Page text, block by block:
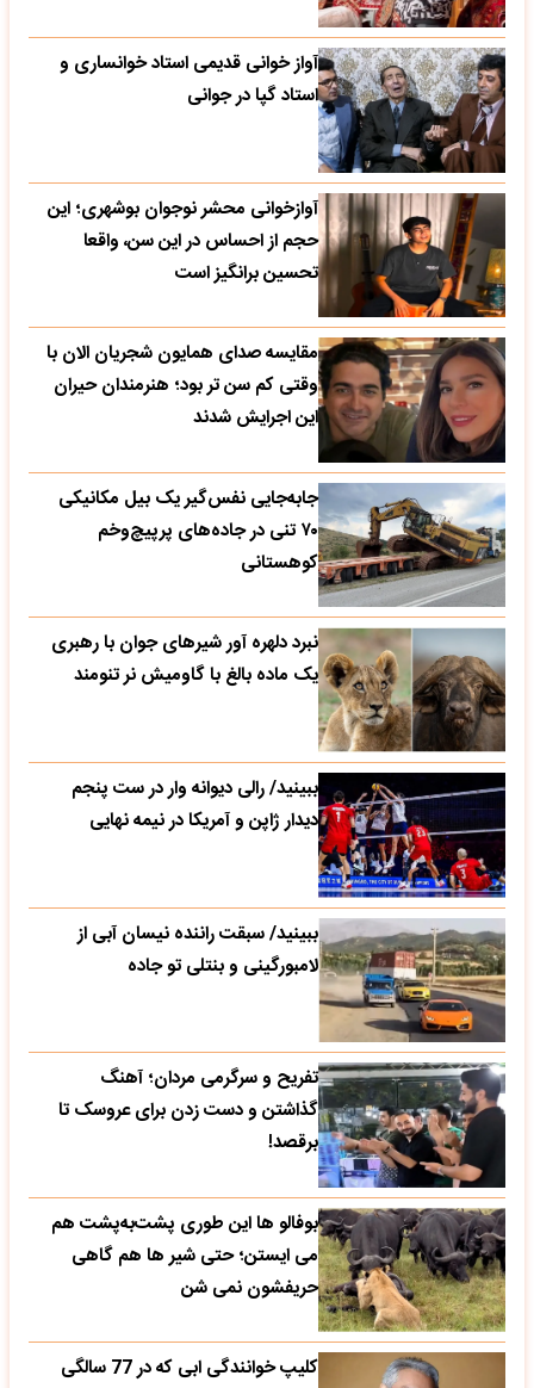
آواز خوانی قدیمی استاد خوانساری و
استاد گپا در جوانی
آوازخوانی محشر نوجوان بوشهری؛ این
حجم از احساس در این سن، واقعا
تحسین‌ برانگیز است
مقایسه صدای همایون شجریان الان با
وقتی کم سن تر بود؛ هنرمندان حیران
این اجرایش شدند
جابه‌جایی نفس‌گیر یک بیل مکانیکی
۷۰ تنی در جاده‌های پرپیچ‌وخم
کوهستانی
نبرد دلهره آور شیرهای جوان با رهبری
یک ماده بالغ با گاومیش نر تنومند
ببینید/ رالی دیوانه وار در ست پنجم
دیدار ژاپن و آمریکا در نیمه نهایی
ببینید/ سبقت راننده نیسان آبی از
لامبورگینی و بنتلی تو جاده
تفریح و سرگرمی مردان؛ آهنگ
گذاشتن و دست زدن برای عروسک تا
برقصد!
بوفالو ها این‌ طوری پشت‌به‌پشت هم
می‌ ایستن؛ حتی شیر ها هم گاهی
حریفشون نمی‌ شن
کلیپ خوانندگی ابی که در 77 سالگی